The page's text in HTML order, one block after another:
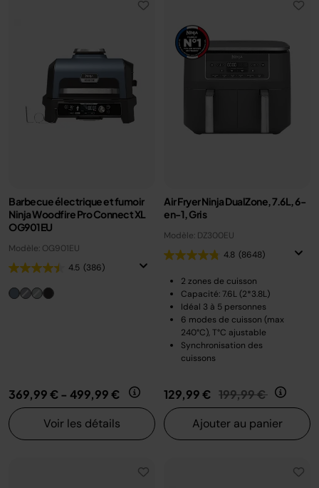
Barbecue électrique et fumoir
Ninja Woodfire Pro Connect XL
OG901EU
Modèle: OG901EU
4.5 (386)
369,99 €- 499,99 €
Voir les détails
Air Fryer Ninja DualZone, 7.6L, 6-
en-1, Gris
Modèle: DZ300EU
4.8 (8648)
2 zones de cuisson
Capacité: 7.6L (2*3.8L)
Idéal 3 à 5 personnes
6 modes de cuisson (max
240°C), T°C ajustable
Synchronisation des
cuissons
129,99 € Prix réduit de
199,99 € au
Ajouter au panier